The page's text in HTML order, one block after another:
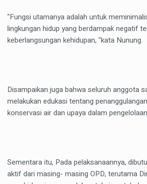
"Fungsi utamanya adalah untuk
lingkungan hidup yang berdampak negatif
keberlangsungan kehidupan, "kata Nunung.
Disampaikan juga bahwa seluruh anggota
melakukan edukasi tentang
konservasi air dan upaya dalam
Sementara itu, Pada pelaksanaannya,
aktif dari masing- masing OPD, terutama